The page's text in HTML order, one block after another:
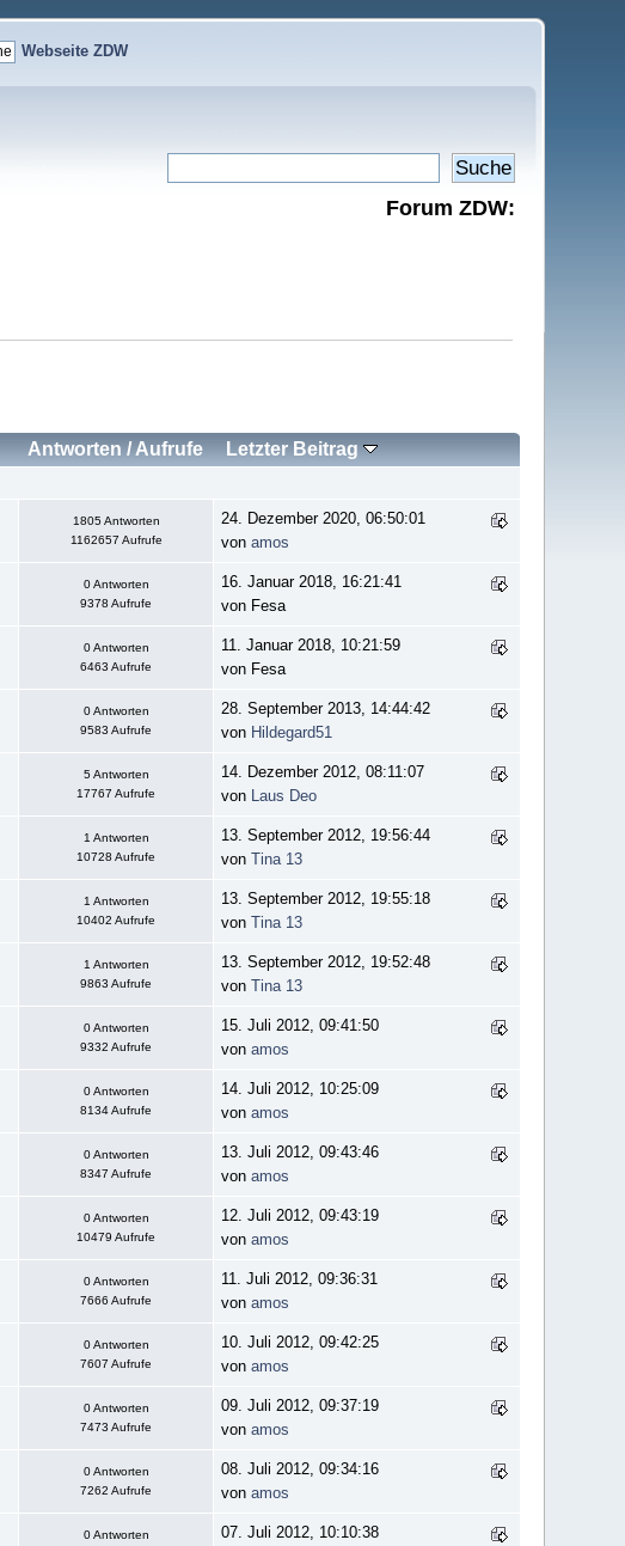
Webseite ZDW
Forum ZDW:
Antworten /Aufrufe Letzter Beitrag
1805 Antworten
1162657 Aufrufe
24. Dezember 2020, 06:50:01
vonamos
0 Antworten
9378 Aufrufe
16. Januar 2018, 16:21:41
von Fesa
0 Antworten
6463 Aufrufe
11. Januar 2018, 10:21:59
von Fesa
0 Antworten
9583 Aufrufe
28. September 2013, 14:44:42
von Hildegard51
5 Antworten
17767 Aufrufe
14. Dezember 2012, 08:11:07
von Laus Deo
1 Antworten
10728 Aufrufe
13. September 2012, 19:56:44
vonTina 13
1 Antworten
10402 Aufrufe
13. September 2012, 19:55:18
vonTina 13
1 Antworten
9863 Aufrufe
13. September 2012, 19:52:48
vonTina 13
0 Antworten
9332 Aufrufe
15. Juli 2012, 09:41:50
vonamos
0 Antworten
8134 Aufrufe
14. Juli 2012, 10:25:09
vonamos
0 Antworten
8347 Aufrufe
13. Juli 2012, 09:43:46
vonamos
0 Antworten
10479 Aufrufe
12. Juli 2012, 09:43:19
vonamos
0 Antworten
7666 Aufrufe
11. Juli 2012, 09:36:31
vonamos
0 Antworten
7607 Aufrufe
10. Juli 2012, 09:42:25
vonamos
0 Antworten
7473 Aufrufe
09. Juli 2012, 09:37:19
vonamos
0 Antworten
7262 Aufrufe
08. Juli 2012, 09:34:16
vonamos
0 Antworten
07. Juli 2012, 10:10:38